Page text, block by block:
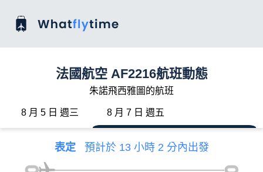
法國航空 AF2216航班動態
朱諾飛西雅圖的航班
8 月 5 日 週三 8 月 7 日 週五
表定 預計於 13 小時 2 分內出發